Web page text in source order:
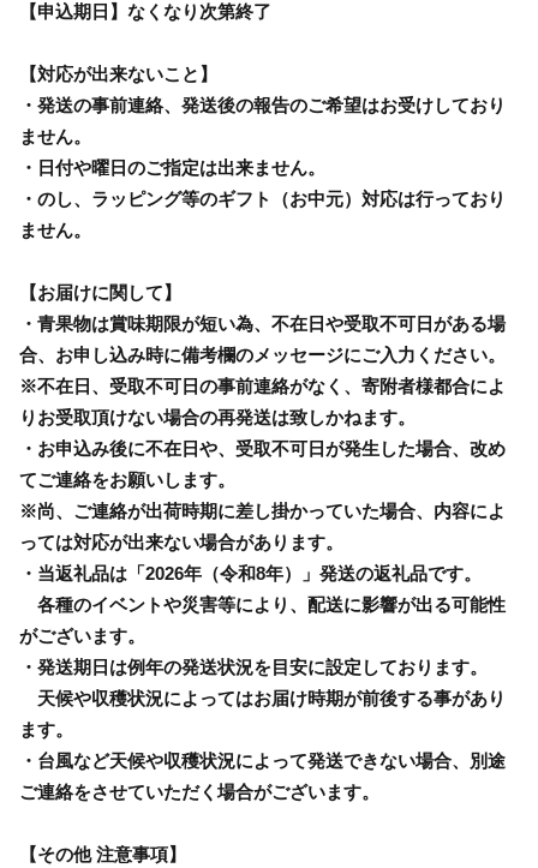
【申込期日】なくなり次第終了
【対応が出来ないこと】
・発送の事前連絡、発送後の報告のご希望はお受けしており
ません。
・日付や曜日のご指定は出来ません。
・のし、ラッピング等のギフト（お中元）対応は行っており
ません。
【お届けに関して】
・青果物は賞味期限が短い為、不在日や受取不可日がある場
合、お申し込み時に備考欄のメッセージにご入力ください。
※不在日、受取不可日の事前連絡がなく、寄附者様都合によ
りお受取頂けない場合の再発送は致しかねます。
・お申込み後に不在日や、受取不可日が発生した場合、改め
てご連絡をお願いします。
※尚、ご連絡が出荷時期に差し掛かっていた場合、内容によ
っては対応が出来ない場合があります。
・当返礼品は「2026年（令和8年）」発送の返礼品です。
各種のイベントや災害等により、配送に影響が出る可能性
がございます。
・発送期日は例年の発送状況を目安に設定しております。
天候や収穫状況によってはお届け時期が前後する事があり
ます。
・台風など天候や収穫状況によって発送できない場合、別途
ご連絡をさせていただく場合がございます。
【その他 注意事項】